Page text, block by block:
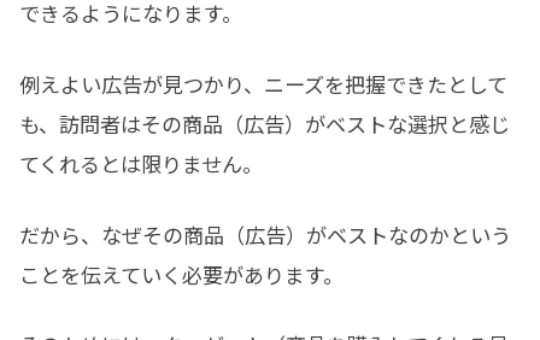
できるようになります。
例えよい広告が見つかり、ニーズを把握できたとして
も、訪問者はその商品（広告）がベストな選択と感じ
てくれるとは限りません。
だから、なぜその商品（広告）がベストなのかという
ことを伝えていく必要があります。